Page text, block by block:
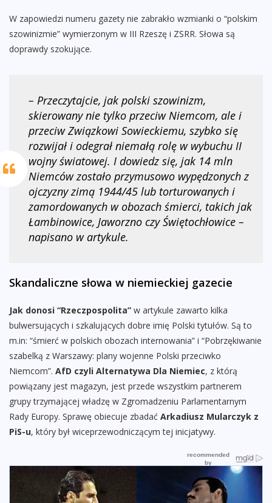
W zapowiedzi numeru gazety nie zabrakło wzmianki o “polskim
szowinizmie” wymierzonym w III Rzeszę i ZSRR. Słowa są
doprawdy szokujące.
– Przeczytajcie, jak polski szowinizm,
skierowany nie tylko przeciw Niemcom, ale i
przeciw Związkowi Sowieckiemu, szybko się
rozwijał i odegrał niemałą rolę w wybuchu II
wojny światowej. I dowiedz się, jak 14 mln
Niemców zostało przymusowo wypędzonych z
ojczyzny zimą 1944/45 lub torturowanych i
zamordowanych w obozach śmierci, takich jak
Łambinowice, Jaworzno czy Świętochłowice –
napisano w artykule.
Skandaliczne słowa w niemieckiej gazecie
Jak donosi “Rzeczpospolita” w artykule zawarto kilka
bulwersujących i szkalujących dobre imię Polski tytułów. Są to
m.in: “śmierć w polskich obozach internowania” i “Pobrzękiwanie
szabelką z Warszawy: plany wojenne Polski przeciwko
Niemcom”. AfD czyli Alternatywa Dla Niemiec, z którą
powiązany jest magazyn, jest przede wszystkim partnerem
grupy trzymającej władzę w Zgromadzeniu Parlamentarnym
Rady Europy. Sprawę obiecuje zbadać Arkadiusz Mularczyk z
PiS-u, który był wiceprzewodniczącym tej inicjatywy.